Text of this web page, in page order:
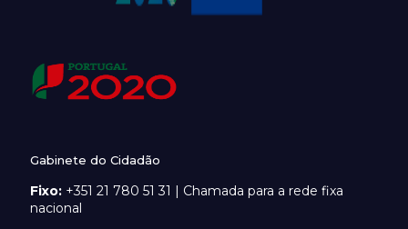
Gabinete do Cidadão
Fixo: +351 21 780 51 31 | Chamada para a rede fixa
nacional